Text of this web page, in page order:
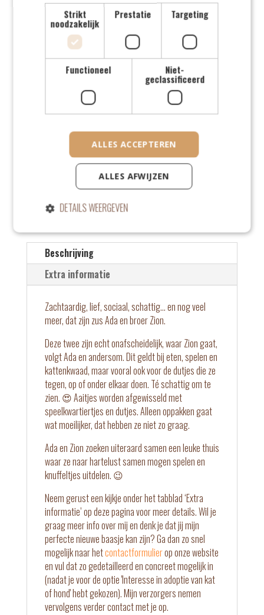
ADA & ZION
Beschrijving
Extra informatie
Zachtaardig, lief, sociaal, schattig... en nog veel
meer, dat zijn zus Ada en broer Zion.
Deze twee zijn echt onafscheidelijk, waar Zion gaat,
volgt Ada en andersom. Dit geldt bij eten, spelen en
kattenkwaad, maar vooral ook voor de dutjes die ze
tegen, op of onder elkaar doen. Té schattig om te
zien. 😍 Aaitjes worden afgewisseld met
speelkwartiertjes en dutjes. Alleen oppakken gaat
wat moeilijker, dat hebben ze niet zo graag.
Ada en Zion zoeken uiteraard samen een leuke thuis
waar ze naar hartelust samen mogen spelen en
knuffeltjes uitdelen. 😉
Neem gerust een kijkje onder het tabblad ‘Extra
informatie’ op deze pagina voor meer details. Wil je
graag meer info over mij en denk je dat jij mijn
perfecte nieuwe baasje kan zijn? Ga dan zo snel
mogelijk naar hetcontactformulierop onze website
en vul dat zo gedetailleerd en concreet mogelijk in
(nadat je voor de optie 'Interesse in adoptie van kat
of hond' hebt gekozen). Mijn verzorgers nemen
vervolgens verder contact met je op.
Strikt
noodzakelijk
Prestatie Targeting
Functioneel Niet-
geclassificeerd
ALLES ACCEPTEREN
ALLES AFWIJZEN
DETAILS WEERGEVEN